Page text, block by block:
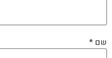
שם *